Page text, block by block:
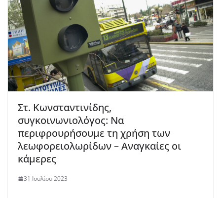
Στ. Κωνσταντινίδης,
συγκοινωνιολόγος: Να
περιφρουρήσουμε τη χρήση των
λεωφορειολωρίδων – Αναγκαίες οι
κάμερες
31 Ιουλίου 2023